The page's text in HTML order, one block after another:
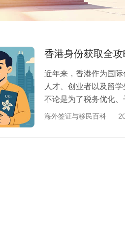
香港身份获取全
近年来，香港作为国
人才、创业者以及留
不论是为了税务优化
份，正在成为一种趋
海外签证与移民百科